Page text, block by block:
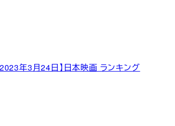
2023年3月24日】日本映画 ランキング